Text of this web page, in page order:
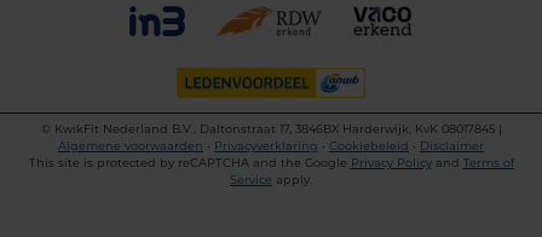
©
KwikFit Nederland B.V., Daltonstraat 17, 3846BX Harderwijk, KvK 08017845 |
Algemene voorwaarden • Privacyverklaring • Cookiebeleid • Disclaimer
This site is protected by reCAPTCHA and the Google Privacy Policyand Terms of
Service apply.